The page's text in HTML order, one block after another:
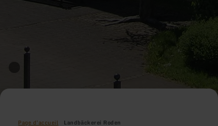
Page d'accueil Landbäckerei Roden